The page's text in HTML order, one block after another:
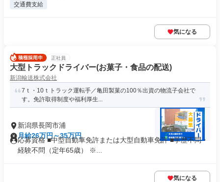
交通費支給
気になる
正社員
大型トラックドライバー(お菓子・食品の配送)
新潟輸送株式会社
7ｔ・10ｔトラック運転手／亀田製菓の100％出資の物流子会社で
す。免許取得制度や福利厚生...
新潟県長岡市浦
月給26万円～35万円
応募資格 ■中型自動車免許または大型自動車免許 ■学歴不問・
経験不問（定年65歳） ※...
気になる